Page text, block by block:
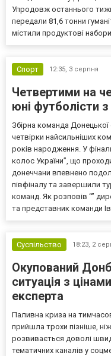
Упродовж останнього
передали 81,6 тонни
містили продуктові
Спорт 12:35, 3 серпня
Четвертими на
юні футболісти
Збірна команда
четвірки найсильніших
років народження. У
колос України”, що
донеччани впевнено
півфіналу та завершили
команд. Як розповів “”
та представник команди
Суспільство 18:23, 2
Окупований
ситуація з
експерта
Паливна криза на
прийшла трохи пізніше,
розвивається доволі
тематичних каналів у